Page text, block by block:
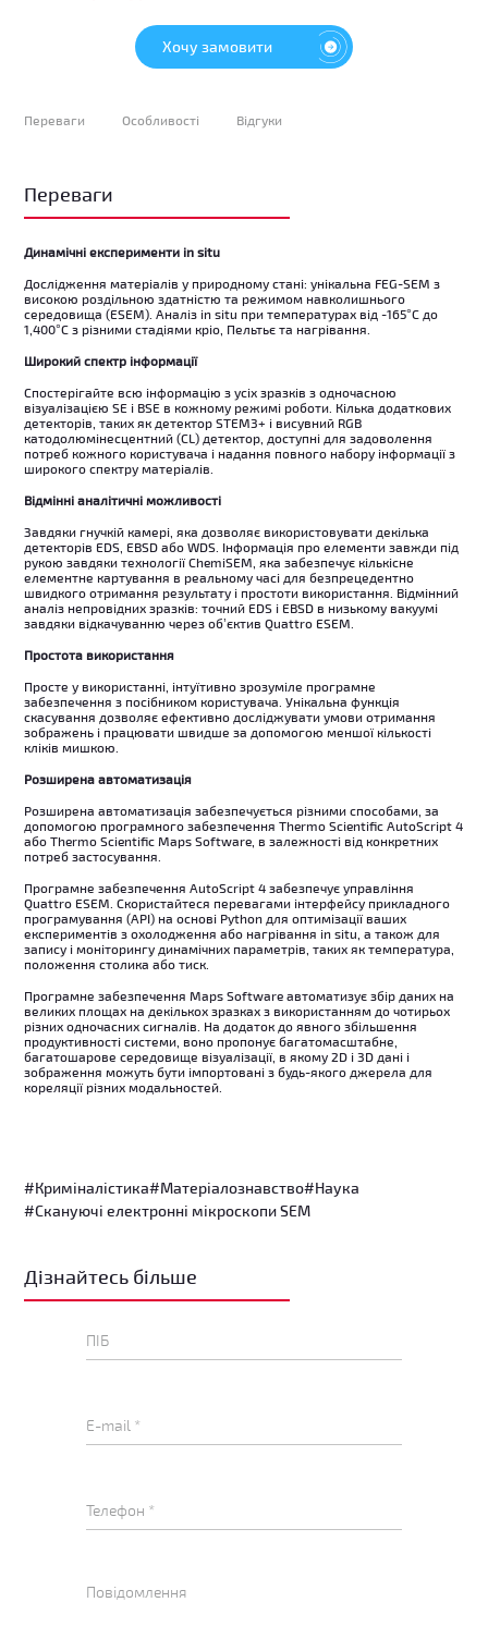
Хочу замовити
Переваги Особливості Відгуки
Переваги
Динамічні експерименти in situ
Дослідження матеріалів у природному стані: унікальна FEG-SEM з
високою роздільною здатністю та режимом навколишнього
середовища (ESEM). Аналіз in situ при температурах від -165°C до
1,400°C з різними стадіями кріо, Пельтьє та нагрівання.
Широкий спектр інформації
Спостерігайте всю інформацію з усіх зразків з одночасною
візуалізацією SE і BSE в кожному режимі роботи. Кілька додаткових
детекторів, таких як детектор STEM3+ і висувний RGB
катодолюмінесцентний (CL) детектор, доступні для задоволення
потреб кожного користувача і надання повного набору інформації з
широкого спектру матеріалів.
Відмінні аналітичні можливості
Завдяки гнучкій камері, яка дозволяє використовувати декілька
детекторів EDS, EBSD або WDS. Інформація про елементи завжди під
рукою завдяки технології ChemiSEM, яка забезпечує кількісне
елементне картування в реальному часі для безпрецедентно
швидкого отримання результату і простоти використання. Відмінний
аналіз непровідних зразків: точний EDS і EBSD в низькому вакуумі
завдяки відкачуванню через об’єктив Quattro ESEM.
Простота використання
Просте у використанні, інтуїтивно зрозуміле програмне
забезпечення з посібником користувача. Унікальна функція
скасування дозволяє ефективно досліджувати умови отримання
зображень і працювати швидше за допомогою меншої кількості
кліків мишкою.
Розширена автоматизація
Розширена автоматизація забезпечується різними способами, за
допомогою програмного забезпечення Thermo Scientific AutoScript 4
або Thermo Scientific Maps Software, в залежності від конкретних
потреб застосування.
Програмне забезпечення AutoScript 4 забезпечує управління
Quattro ESEM. Скористайтеся перевагами інтерфейсу прикладного
програмування (API) на основі Python для оптимізації ваших
експериментів з охолодження або нагрівання in situ, а також для
запису і моніторингу динамічних параметрів, таких як температура,
положення столика або тиск.
Програмне забезпечення Maps Software автоматизує збір даних на
великих площах на декількох зразках з використанням до чотирьох
різних одночасних сигналів. На додаток до явного збільшення
продуктивності системи, воно пропонує багатомасштабне,
багатошарове середовище візуалізації, в якому 2D і 3D дані і
зображення можуть бути імпортовані з будь-якого джерела для
кореляції різних модальностей.
#Криміналістика#Матеріалознавство#Наука
#Скануючі електронні мікроскопи SEM
Дізнайтесь більше